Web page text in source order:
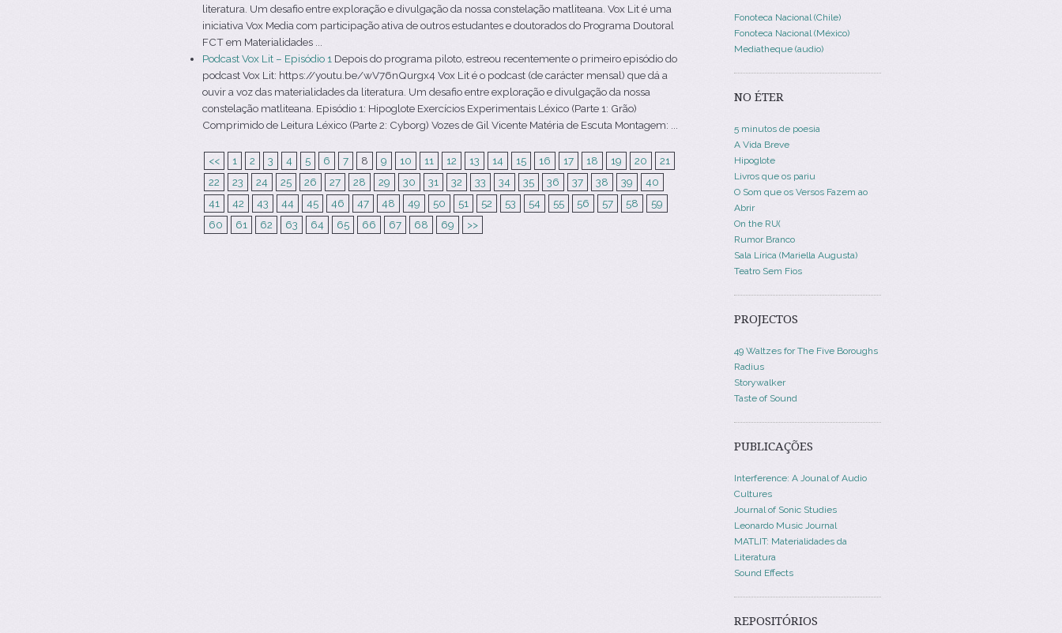
literatura. Um desafio entre exploração e divulgação da nossa constelação matliteana. Vox Lit é uma
iniciativa Vox Media com participação ativa de outros estudantes e doutorados do Programa Doutoral
FCT em Materialidades ...
Podcast Vox Lit – Episódio 1 Depois do programa piloto, estreou recentemente o primeiro episódio do
podcast Vox Lit: https://youtu.be/wV76nQurgx4 Vox Lit é o podcast (de carácter mensal) que dá a
ouvir a voz das materialidades da literatura. Um desafio entre exploração e divulgação da nossa
constelação matliteana. Episódio 1: Hipoglote Exercícios Experimentais Léxico (Parte 1: Grão)
Comprimido de Leitura Léxico (Parte 2: Cyborg) Vozes de Gil Vicente Matéria de Escuta Montagem: ...
<< 1 2 3 4 5 6 7 8 9 10 11 12 13 14 15 16 17 18 19 20
21
22
23 24 25 26 27 28 29 30 31 32 33 34 35 36 37 38 39
40
41
42 43 44 45 46 47 48 49 50 51 52 53 54 55 56 57 58
59
60
61 62 63 64 65 66 67 68 69 >>
Fonoteca Nacional (Chile)
Fonoteca Nacional (México)
Mediatheque (audio)
NO ÉTER
5 minutos de poesia
A Vida Breve
Hipoglote
Livros que os pariu
O Som que os Versos Fazem ao
Abrir
On the RU(
Rumor Branco
Sala Lírica (Mariella Augusta)
Teatro Sem Fios
PROJECTOS
49 Waltzes for The Five Boroughs
Radius
Storywalker
Taste of Sound
PUBLICAÇÕES
Interference: A Jounal of Audio
Cultures
Journal of Sonic Studies
Leonardo Music Journal
MATLIT: Materialidades da
Literatura
Sound Effects
REPOSITÓRIOS